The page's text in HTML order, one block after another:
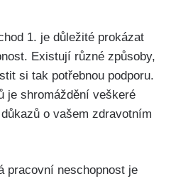
1. je důležité prokázat
Existují různé způsoby,
si tak potřebnou podporu.
je shromáždění veškeré
o vašem zdravotním
pracovní neschopnost je